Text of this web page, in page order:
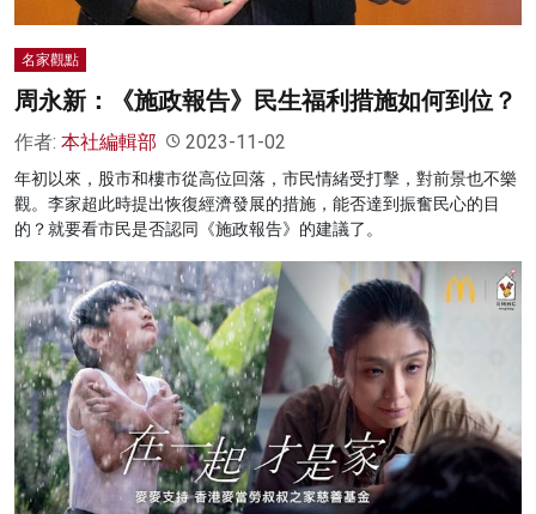
名家觀點
周永新：《施政報告》民生福利措施如何到位？
作者: 本社編輯部 2023-11-02
年初以來，股市和樓市從高位回落，市民情緒受打擊，對前景也不樂
觀。李家超此時提出恢復經濟發展的措施，能否達到振奮民心的目
的？就要看市民是否認同《施政報告》的建議了。